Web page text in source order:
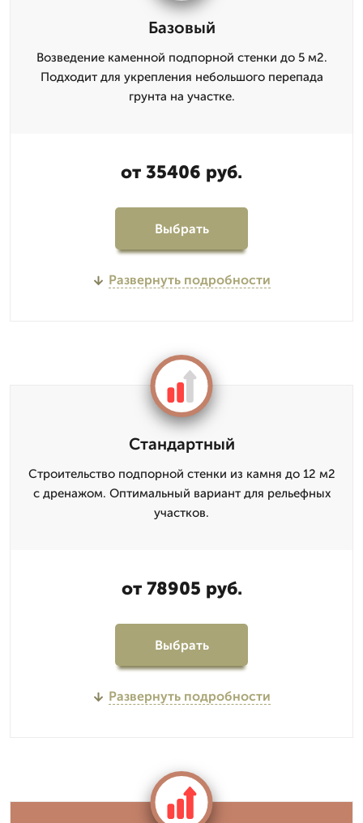
Базовый
Возведение каменной подпорной стенки до 5 м2.
Подходит для укрепления небольшого перепада
грунта на участке.
от 35406 руб.
Выбрать
Развернуть подробности
Стандартный
Строительство подпорной стенки из камня до 12 м2
с дренажом. Оптимальный вариант для рельефных
участков.
от 78905 руб.
Выбрать
Развернуть подробности